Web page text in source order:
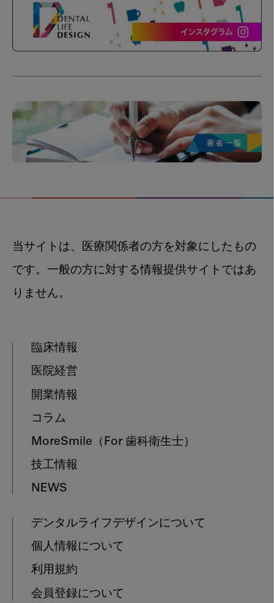
当サイトは、医療関係者の方を対象にしたもの
です。一般の方に対する情報提供サイトではあ
りません。
臨床情報
医院経営
開業情報
コラム
MoreSmile （For 歯科衛生士）
技工情報
NEWS
デンタルライフデザインについて
個人情報について
利用規約
会員登録について